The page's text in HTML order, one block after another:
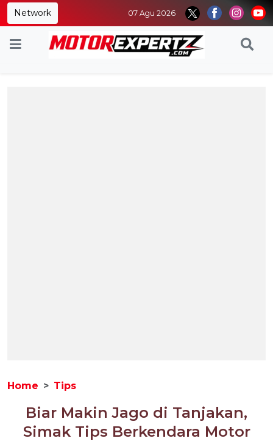
Network 07 Agu 2026
Home Tips
Biar Makin Jago di Tanjakan,
Simak Tips Berkendara Motor